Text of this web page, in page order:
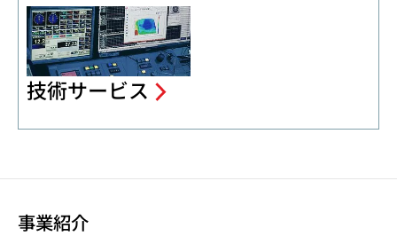
技術サービス
事業紹介